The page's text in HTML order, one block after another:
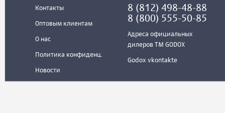
Контакты
Оптовым клиентам
О нас
Политика конфиденц.
Новости
8 (812) 498-48-88
8 (800) 555-50-85
Адреса официальных
дилеров ТМ GODOX
Godox vkontakte